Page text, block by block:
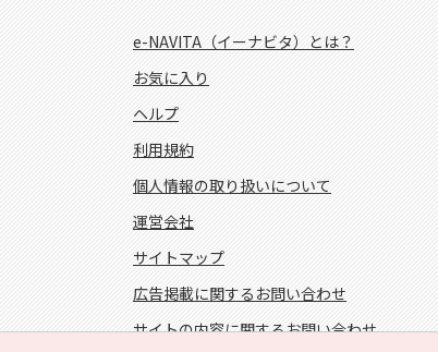
e-NAVITA（イーナビタ）とは？
お気に入り
ヘルプ
利用規約
個人情報の取り扱いについて
運営会社
サイトマップ
広告掲載に関するお問い合わせ
サイトの内容に関するお問い合わせ